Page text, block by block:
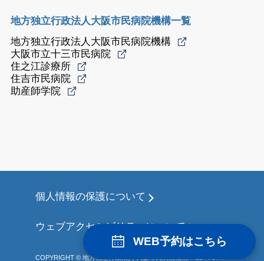
WEB予約はこちら
地方独立行政法人大阪市民病院機構一覧
地方独立行政法人大阪市民病院機構
大阪市立十三市民病院
住之江診療所
住吉市民病院
助産師学院
個人情報の保護について
ウェブアクセシビリティについて
COPYRIGHT © 地方独立行政法人 大阪市民病院機構. ALL RIGHT